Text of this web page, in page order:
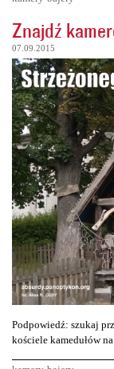
Znajdź
07.09.2015
Podpowiedź: szukaj
kościele kamedułów